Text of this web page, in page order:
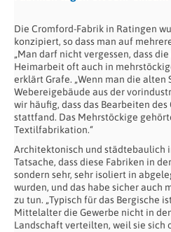
Die Cromford-Fabrik in Ratingen
konzipiert, so dass man auf
„Man darf nicht vergessen, dass
Heimarbeit oft auch in
erklärt Grafe. „Wenn man die alten
Webereigebäude aus der
wir häufig, dass das Bearbeiten
stattfand. Das Mehrstöckige
Textilfabrikation.“
Architektonisch und städtebaulich
Tatsache, dass diese Fabriken in
sondern sehr, sehr isoliert in
wurden, und das habe sicher auch
zu tun. „Typisch für das Bergische
Mittelalter die Gewerbe nicht in
Landschaft verteilten, weil sie sich